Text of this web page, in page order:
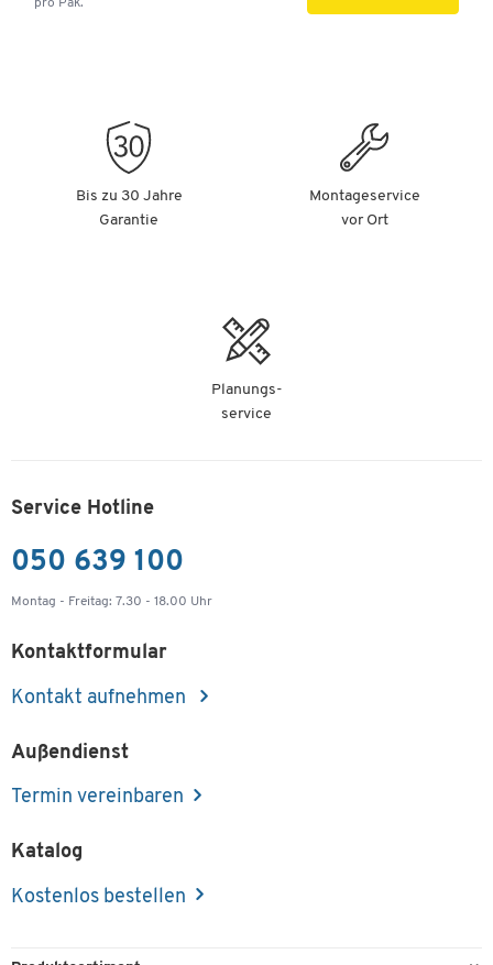
pro Pak.
Bis zu 30 Jahre
Garantie
Montageservice
vor Ort
Planungs-
service
Service Hotline
050 639 100
Montag - Freitag: 7.30 - 18.00 Uhr
Kontaktformular
Kontakt aufnehmen
Außendienst
Termin vereinbaren
Katalog
Kostenlos bestellen